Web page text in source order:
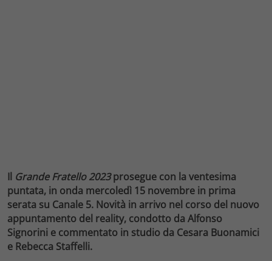
Il Grande Fratello 2023prosegue con la ventesima
puntata, in onda mercoledì 15 novembre in prima
serata su Canale 5. Novità in arrivo nel corso del nuovo
appuntamento del reality, condotto da Alfonso
Signorini e commentato in studio da Cesara Buonamici
e Rebecca Staffelli.